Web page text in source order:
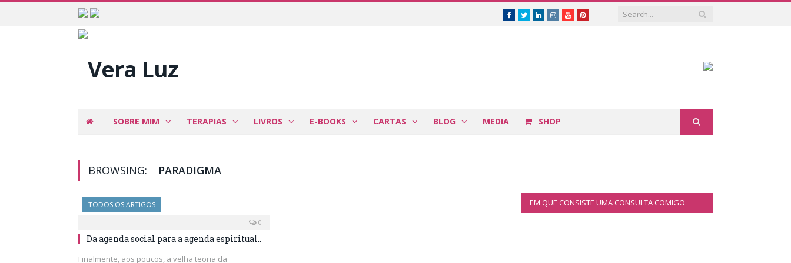
Facebook
TwitterLinkedinInstagram
YoutubePinterest
SOBRE MIM TERAPIAS LIVROS E-BOOKS CARTAS BLOG MEDIA SHOP
BROWSING: PARADIGMA
TODOS OS ARTIGOS
0
Da agenda social para a agenda espiritual..
Finalmente, aos poucos, a velha teoria da
EM QUE CONSISTE UMA CONSULTA COMIGO